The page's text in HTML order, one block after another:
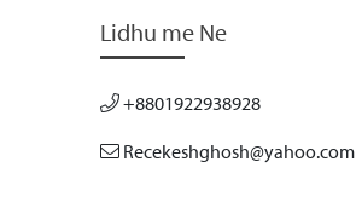
Lidhu me Ne
+8801922938928
Recekeshghosh@yahoo.com